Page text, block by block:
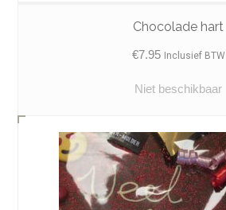
Chocolade hart
€7.95 Inclusief BTW
Niet beschikbaar